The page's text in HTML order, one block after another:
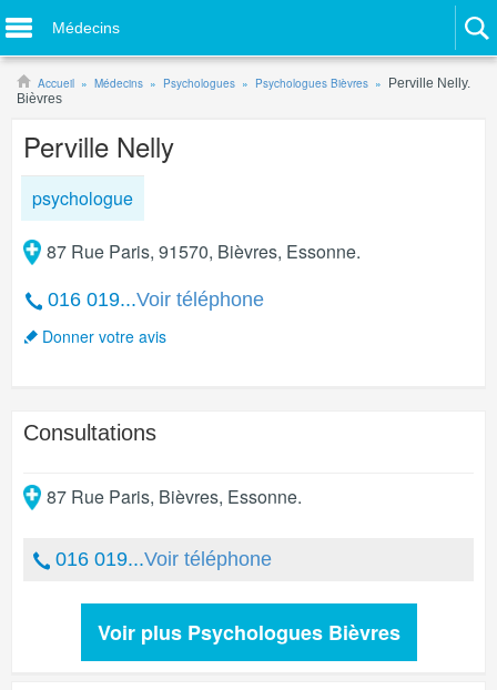
Médecins
Accueil Médecins Psychologues Psychologues Bièvres
Perville Nelly.
Bièvres
Perville Nelly
psychologue
87 Rue Paris, 91570, Bièvres, Essonne.
016 019...Voir téléphone
Donner votre avis
Consultations
87 Rue Paris, Bièvres, Essonne.
016 019...Voir téléphone
Voir plus Psychologues Bièvres